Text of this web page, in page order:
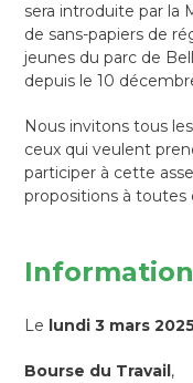
sera introduite par la
de sans-papiers de
jeunes du parc de
depuis le 10
Nous invitons tous
ceux qui veulent
participer à cette
propositions à toutes
Le lundi 3 mars
Bourse du Travail,